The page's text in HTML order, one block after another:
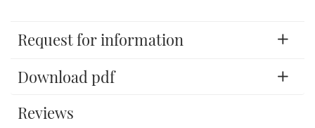
Request for information
Download pdf
Reviews